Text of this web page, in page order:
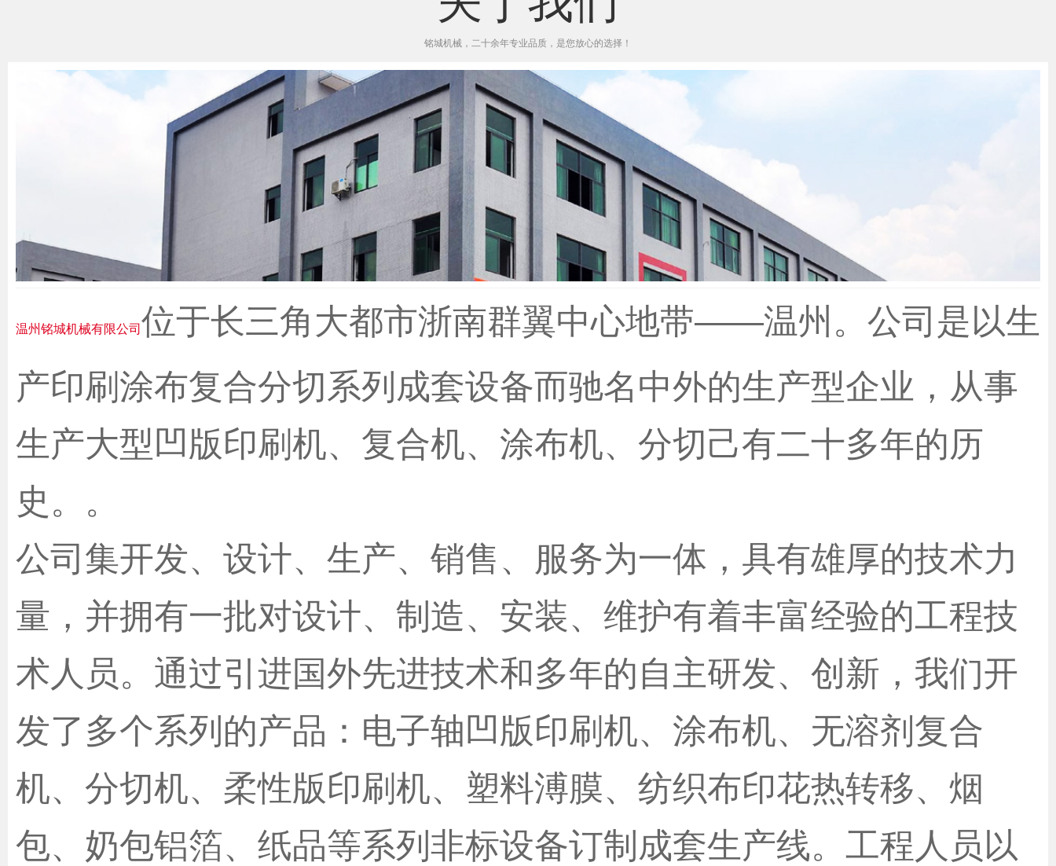
铭城机械，二十余年专业品质，是您放心的选择！
温州铭城机械有限公司 位于长三角大都市浙南群翼中心地带——温州。公司是以生
产印刷涂布复合分切系列成套设备而驰名中外的生产型企业，从事
生产大型凹版印刷机、复合机、涂布机、分切己有二十多年的历
史。。
公司集开发、设计、生产、销售、服务为一体，具有雄厚的技术力
量，并拥有一批对设计、制造、安装、维护有着丰富经验的工程技
术人员。通过引进国外先进技术和多年的自主研发、创新，我们开
发了多个系列的产品：电子轴凹版印刷机、涂布机、无溶剂复合
机、分切机、柔性版印刷机、塑料溥膜、纺织布印花热转移、烟
包、奶包铝箔、纸品等系列非标设备订制成套生产线。工程人员以